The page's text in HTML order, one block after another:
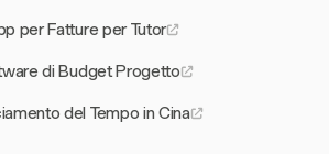
per Fatture per Tutor
di Budget Progetto
del Tempo in Cina